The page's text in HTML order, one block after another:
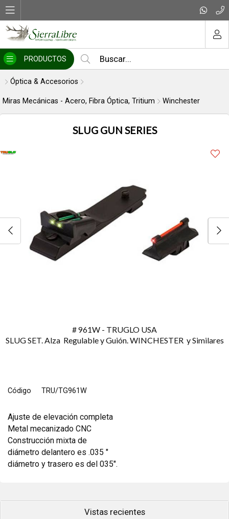
PRODUCTOS
Óptica & Accesorios
Miras Mecánicas - Acero, Fibra Óptica, Tritium Winchester
SLUG GUN SERIES
# 961W - TRUGLO USA
SLUG SET. Alza Regulable y Guión. WINCHESTER y Similares
Código TRU/TG961W
Ajuste de elevación completa
Metal mecanizado CNC
Construcción mixta de
diámetro delantero es .035 "
diámetro y trasero es del 035".
Vistas recientes